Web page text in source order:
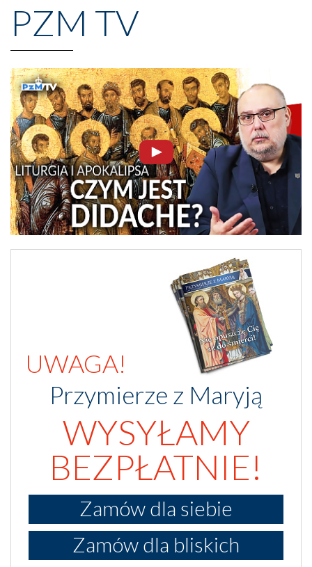
PZM TV
UWAGA!
Przymierze z Maryją
WYSYŁAMY
BEZPŁATNIE!
Zamów dla siebie
Zamów dla bliskich